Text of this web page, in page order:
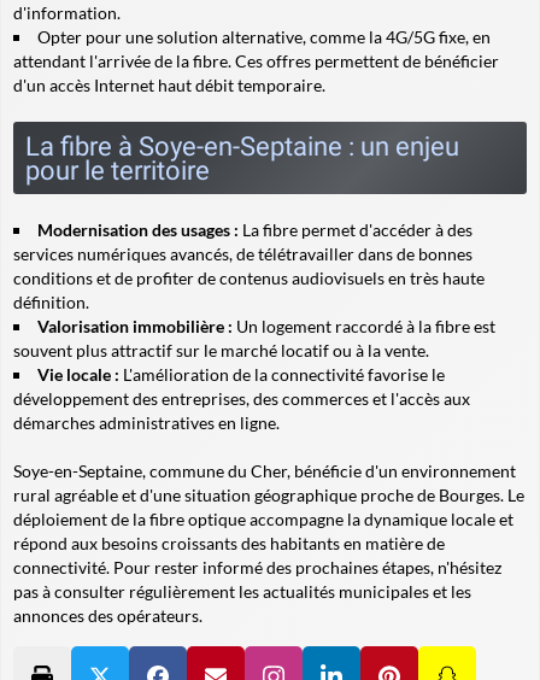
d'information.
Opter pour une solution alternative, comme la 4G/5G fixe, en
attendant l'arrivée de la fibre. Ces offres permettent de bénéficier
d'un accès Internet haut débit temporaire.
La fibre à Soye-en-Septaine : un enjeu
pour le territoire
Modernisation des usages : La fibre permet d'accéder à des
services numériques avancés, de télétravailler dans de bonnes
conditions et de profiter de contenus audiovisuels en très haute
définition.
Valorisation immobilière : Un logement raccordé à la fibre est
souvent plus attractif sur le marché locatif ou à la vente.
Vie locale : L'amélioration de la connectivité favorise le
développement des entreprises, des commerces et l'accès aux
démarches administratives en ligne.
Soye-en-Septaine, commune du Cher, bénéficie d'un environnement
rural agréable et d'une situation géographique proche de Bourges. Le
déploiement de la fibre optique accompagne la dynamique locale et
répond aux besoins croissants des habitants en matière de
connectivité. Pour rester informé des prochaines étapes, n'hésitez
pas à consulter régulièrement les actualités municipales et les
annonces des opérateurs.